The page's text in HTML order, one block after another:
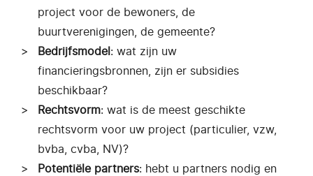
project voor de bewoners, de
buurtverenigingen, de gemeente?
Bedrijfsmodel: wat zijn uw
financieringsbronnen, zijn er subsidies
beschikbaar?
Rechtsvorm: wat is de meest geschikte
rechtsvorm voor uw project (particulier, vzw,
bvba, cvba, NV)?
Potentiële partners: hebt u partners nodig en